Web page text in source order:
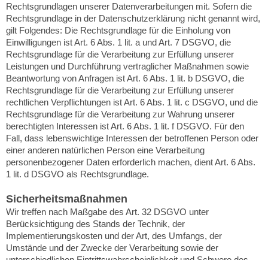
Rechtsgrundlagen unserer Datenverarbeitungen mit. Sofern die
Rechtsgrundlage in der Datenschutzerklärung nicht genannt wird,
gilt Folgendes: Die Rechtsgrundlage für die Einholung von
Einwilligungen ist Art. 6 Abs. 1 lit. a und Art. 7 DSGVO, die
Rechtsgrundlage für die Verarbeitung zur Erfüllung unserer
Leistungen und Durchführung vertraglicher Maßnahmen sowie
Beantwortung von Anfragen ist Art. 6 Abs. 1 lit. b DSGVO, die
Rechtsgrundlage für die Verarbeitung zur Erfüllung unserer
rechtlichen Verpflichtungen ist Art. 6 Abs. 1 lit. c DSGVO, und die
Rechtsgrundlage für die Verarbeitung zur Wahrung unserer
berechtigten Interessen ist Art. 6 Abs. 1 lit. f DSGVO. Für den
Fall, dass lebenswichtige Interessen der betroffenen Person oder
einer anderen natürlichen Person eine Verarbeitung
personenbezogener Daten erforderlich machen, dient Art. 6 Abs.
1 lit. d DSGVO als Rechtsgrundlage.
Sicherheitsmaßnahmen
Wir treffen nach Maßgabe des Art. 32 DSGVO unter
Berücksichtigung des Stands der Technik, der
Implementierungskosten und der Art, des Umfangs, der
Umstände und der Zwecke der Verarbeitung sowie der